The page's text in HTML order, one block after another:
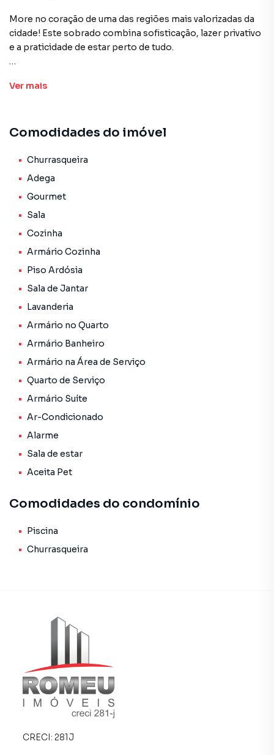
More no coração de uma das regiões mais valorizadas da
cidade! Este sobrado combina sofisticação, lazer privativo
e a praticidade de estar perto de tudo.
🛣️ Acesso rápido às 3 principais vias: Afonso Pena,
✨ O privilégio de morar em um dos pontos mais nobres e
💎 Detalhes do Imóvel:
momentos de relaxamento.
🍽️ Sala de Jantar: Um toque de requinte com lustre
imponente.
🛏️ 3 Quartos: Sendo 1 suíte confortável para sua
privacidade.
🍳 Cozinha: Completa com armários planejados.
🚽 Lavabo: Sofisticado e com armários planejados.
🧹 Dependência: Quarto e banheiro de empregada.
colecionar memórias.
🏠 Edícula: Espaço versátil nos fundos para seu projeto
📐 Área: 165m² de área total | 92m² de área construída.
Sobrado para Venda em região valorizada do bairro Vila
Joselito, em Campo Grande. Não encontrou o que
Campo Grande? Entre em contato com nossa equipe pelo
Ver mais
Comodidades do imóvel
Churrasqueira
Adega
Gourmet
Sala
Cozinha
Armário Cozinha
Piso Ardósia
Sala de Jantar
Lavanderia
Armário no Quarto
Armário Banheiro
Armário na Área de Serviço
Quarto de Serviço
Armário Suíte
Ar-Condicionado
Alarme
Sala de estar
Aceita Pet
Comodidades do condomínio
Piscina
Churrasqueira
CRECI: 281J